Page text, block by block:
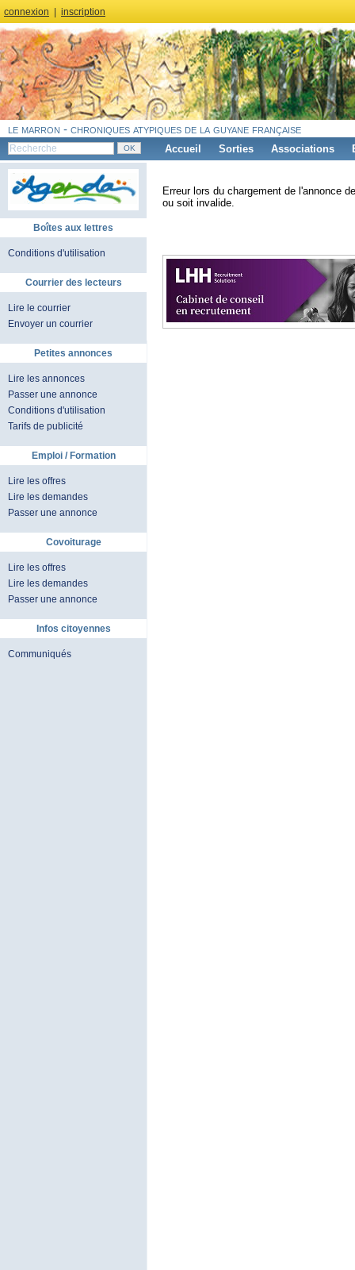
connexion inscription
le marron - chroniques atypiques de la guyane française
Accueil Sorties Associations
Boîtes aux lettres
Conditions d'utilisation
Courrier des lecteurs
Lire le courrier
Envoyer un courrier
Petites annonces
Lire les annonces
Passer une annonce
Conditions d'utilisation
Tarifs de publicité
Emploi / Formation
Lire les offres
Lire les demandes
Passer une annonce
Covoiturage
Lire les offres
Lire les demandes
Passer une annonce
Infos citoyennes
Communiqués
Erreur lors du chargement de l'annonce
ou soit invalide.